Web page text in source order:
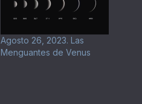
Agosto 26, 2023. Las
Menguantes de Venus